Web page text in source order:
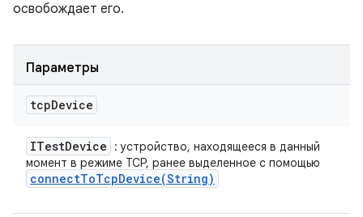
освобождает его.
Параметры
tcpDevice
ITestDevice
: устройство, находящееся в данный
момент в режиме TCP, ранее выделенное с помощью
connectToTcpDevice(String)